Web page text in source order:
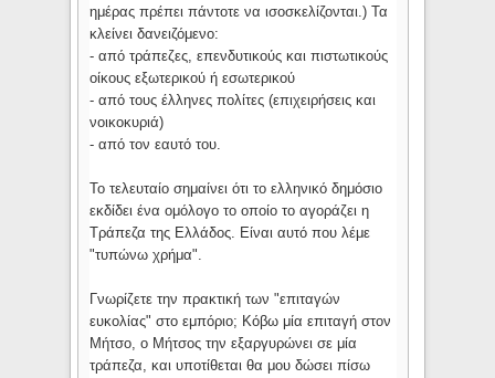
ημέρας πρέπει πάντοτε να ισοσκελίζονται.) Τα
κλείνει δανειζόμενο:
- από τράπεζες, επενδυτικούς και πιστωτικούς
οίκους εξωτερικού ή εσωτερικού
- από τους έλληνες πολίτες (επιχειρήσεις και
νοικοκυριά)
- από τον εαυτό του.
Το τελευταίο σημαίνει ότι το ελληνικό δημόσιο
εκδίδει ένα ομόλογο το οποίο το αγοράζει η
Τράπεζα της Ελλάδος. Είναι αυτό που λέμε
"τυπώνω χρήμα".
Γνωρίζετε την πρακτική των "επιταγών
ευκολίας" στο εμπόριο; Κόβω μία επιταγή στον
Μήτσο, ο Μήτσος την εξαργυρώνει σε μία
τράπεζα, και υποτίθεται θα μου δώσει πίσω